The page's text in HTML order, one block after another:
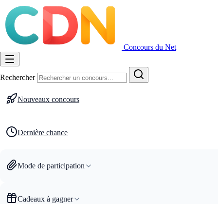
Concours du Net
Rechercher
Nouveaux concours
Dernière chance
Mode de participation
Cadeaux à gagner